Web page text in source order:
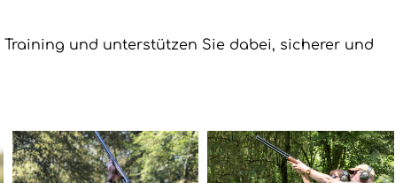
und unterstützen Sie dabei, sicherer und